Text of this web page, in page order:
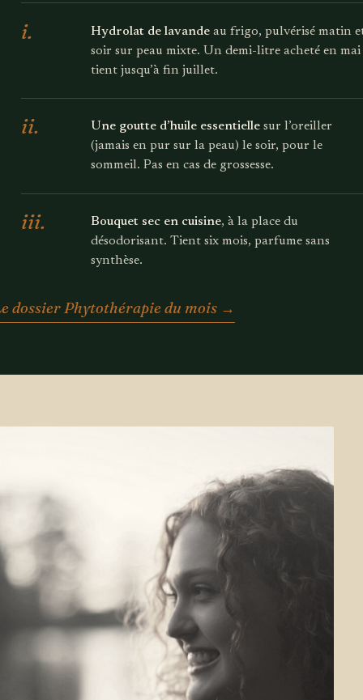
i. Hydrolat de lavande au frigo, pulvérisé matin
soir sur peau mixte. Un demi-litre acheté en mai
tient jusqu’à fin juillet.
ii. Une goutte d’huile essentielle sur l’oreiller
(jamais en pur sur la peau) le soir, pour le
sommeil. Pas en cas de grossesse.
iii. Bouquet sec en cuisine, à la place du
désodorisant. Tient six mois, parfume sans
synthèse.
dossier Phytothérapie du mois →